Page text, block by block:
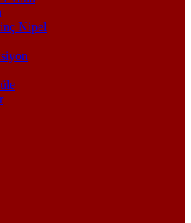
Nipel